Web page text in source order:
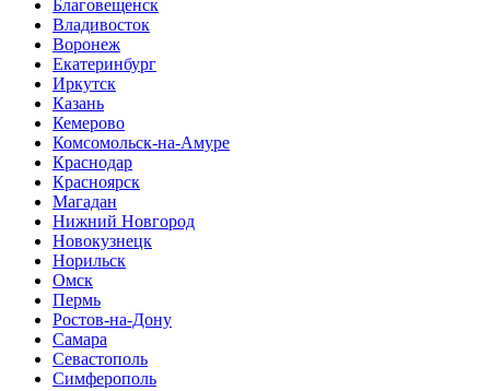
Благовещенск
Владивосток
Воронеж
Екатеринбург
Иркутск
Казань
Кемерово
Комсомольск-на-Амуре
Краснодар
Красноярск
Магадан
Нижний Новгород
Новокузнецк
Норильск
Омск
Пермь
Ростов-на-Дону
Самара
Севастополь
Симферополь